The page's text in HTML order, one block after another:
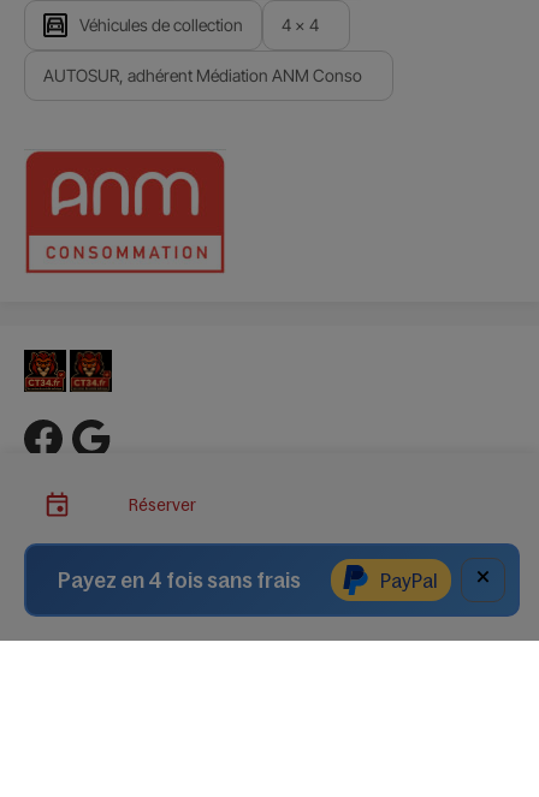
Véhicules de collection 4 x 4
AUTOSUR, adhérent Médiation ANM Conso
Liens importants
Quand passer votre contrôle ?
Liens utiles
Contact
Mentions légales
Réserver
Payez en 4 fois sans frais PayPal ×